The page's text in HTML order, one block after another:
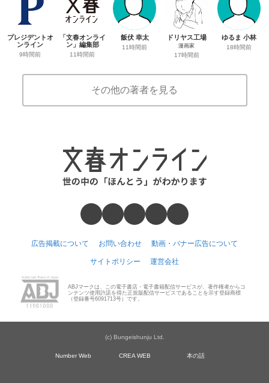
プレジデントオ
ンライン
9時間前
「文春オンライ
ン」編集部
11時間前
飯伏 幸太
11時間前
ドリヤス工場
漫画家
17時間前
ゆるま 小林
18時間前
その他の著者を見る
広告掲載について お問い合わせ 動画・バナー広告について
サイトポリシー 運営会社
ABJマークは、この電子書店・電子書籍配信サービスが、著作権者からコ
ンテンツ使用許諾を得た正規版配信サービスであることを示す登録商標
（登録番号6091713号）です。
(c) Bungeishunju Ltd.
Number Web CREA WEB 本の話